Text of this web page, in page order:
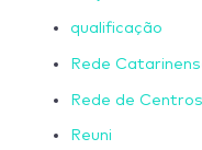
qualificação
Rede
Rede de
Reuni